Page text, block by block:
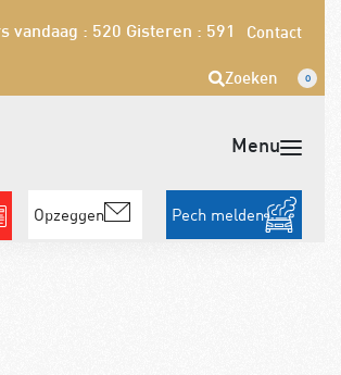
vandaag : 520 Gisteren : 591 Contact
Zoeken 0
Opzeggen Pech melden